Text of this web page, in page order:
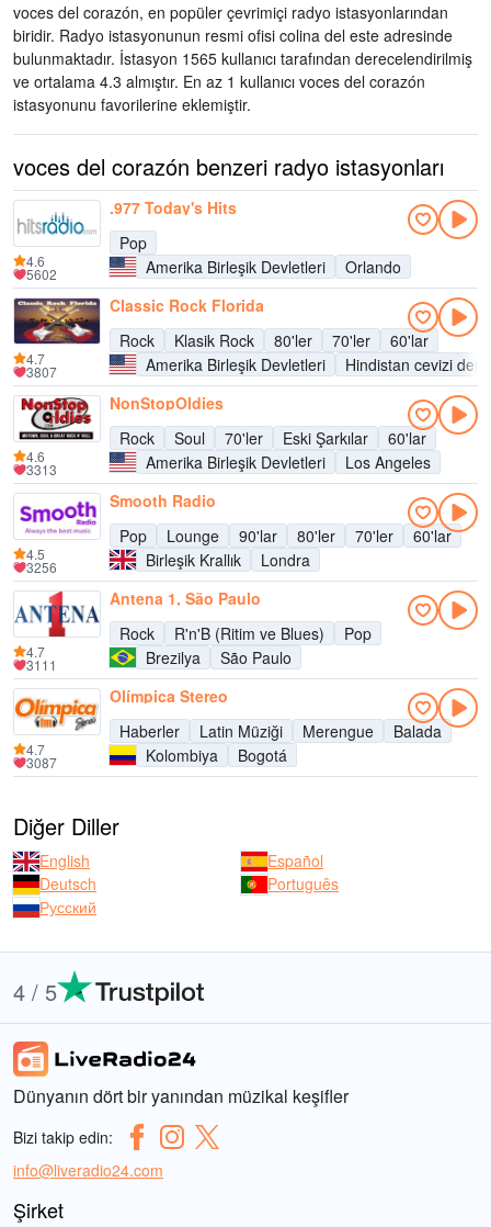
voces del corazón, en popüler çevrimiçi radyo istasyonlarından
biridir. Radyo istasyonunun resmi ofisi colina del este adresinde
bulunmaktadır. İstasyon 1565 kullanıcı tarafından derecelendirilmiş
ve ortalama 4.3 almıştır. En az 1 kullanıcı voces del corazón
istasyonunu favorilerine eklemiştir.
voces del corazón benzeri radyo istasyonları
.977 Today's Hits
Pop
Amerika Birleşik Devletleri
Orlando
4.6
5602
Classic Rock Florida
Rock
Klasik Rock 80'ler 70'ler
60'lar
Amerika Birleşik Devletleri
Hindistan cevizi
4.7
3807
NonStopOldies
Rock
Soul 70'ler Eski Şarkılar
60'lar
Amerika Birleşik Devletleri
Los Angeles
4.6
3313
Smooth Radio
Pop
Lounge 90'lar 80'ler 70'ler
60'lar
Birleşik Krallık
Londra
4.5
3256
Antena 1, São Paulo
Rock
R'n'B (Ritim ve Blues)
Pop
Brezilya
São Paulo
4.7
3111
Olímpica Stereo
Haberler
Latin Müziği Merengue
Balada
Kolombiya
Bogotá
4.7
3087
Diğer Diller
English
Español
Deutsch
Português
Русский
4 / 5
Dünyanın dört bir yanından müzikal keşifler
Bizi takip edin:
info@liveradio24.com
Şirket